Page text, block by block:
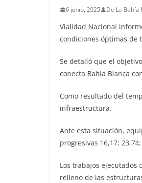
6 junio, 2025 De La Bahía
Vialidad Nacional
condiciones óptimas de
Se detalló que el
conecta Bahía Blanca
Como resultado del
infraestructura.
Ante esta situación,
progresivas 16,17;
Los trabajos ejecutados
relleno de las